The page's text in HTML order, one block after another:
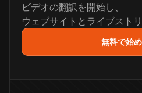
ビデオの翻訳を開始し、
ウェブサイトとライブストリ
無料で始